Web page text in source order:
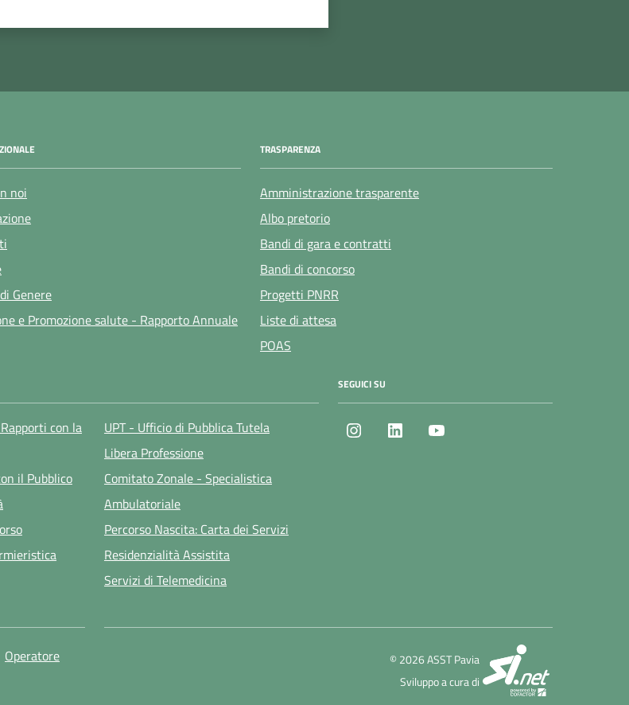
noi
Genere
e Promozione salute - Rapporto Annuale
TRASPARENZA
Amministrazione trasparente
Albo pretorio
Bandi di gara e contratti
Bandi di concorso
Progetti PNRR
Liste di attesa
POAS
con la
il Pubblico
UPT - Ufficio di Pubblica Tutela
Libera Professione
Comitato Zonale - Specialistica
Ambulatoriale
Percorso Nascita: Carta dei Servizi
Residenzialità Assistita
Servizi di Telemedicina
SEGUICI SU
Instagram LinkedIn
Operatore
© 2026 ASST Pavia
Sviluppo a cura di